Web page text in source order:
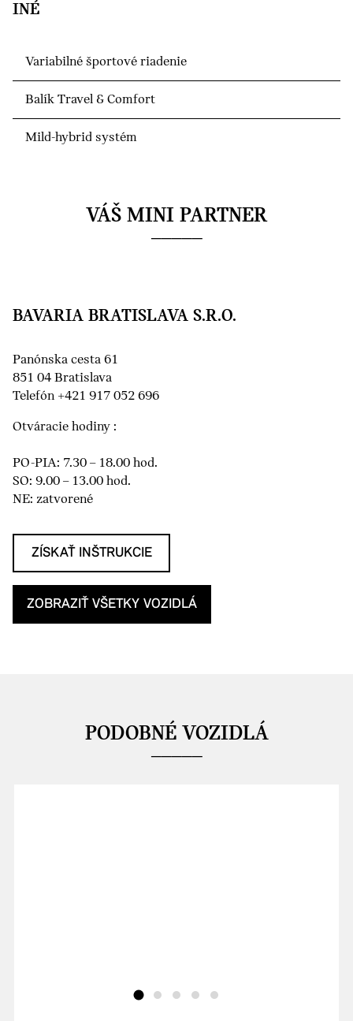
INÉ
Variabilné športové riadenie
Balík Travel & Comfort
Mild-hybrid systém
VÁŠ MINI PARTNER
BAVARIA BRATISLAVA S.R.O.
Panónska cesta 61
851 04 Bratislava
Telefón +421 917 052 696
Otváracie hodiny :
PO-PIA: 7.30 – 18.00 hod.
SO: 9.00 – 13.00 hod.
NE: zatvorené
ZÍSKAŤ INŠTRUKCIE
ZOBRAZIŤ VŠETKY VOZIDLÁ
PODOBNÉ VOZIDLÁ